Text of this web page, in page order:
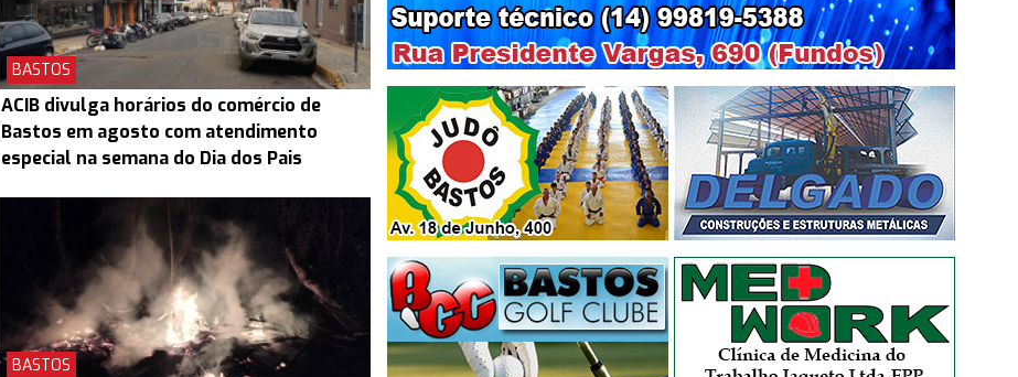
BASTOS
ACIB divulga horários do comércio de
Bastos em agosto com atendimento
especial na semana do Dia dos Pais
BASTOS